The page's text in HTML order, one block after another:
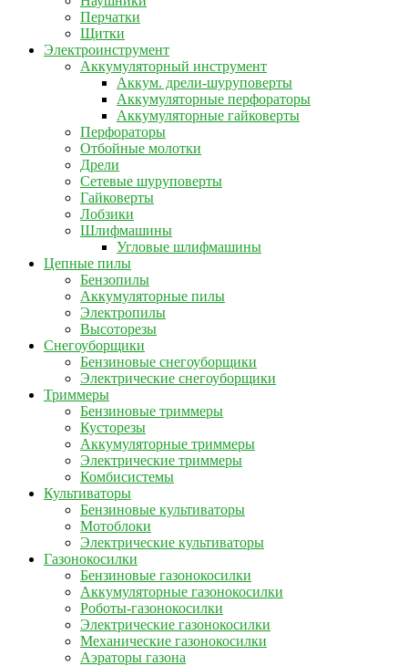
Перчатки
Щитки
Электроинструмент
Аккумуляторный инструмент
Аккум. дрели-шуруповерты
Аккумуляторные перфораторы
Аккумуляторные гайковерты
Перфораторы
Отбойные молотки
Дрели
Сетевые шуруповерты
Гайковерты
Лобзики
Шлифмашины
Угловые шлифмашины
Цепные пилы
Бензопилы
Аккумуляторные пилы
Электропилы
Высоторезы
Снегоуборщики
Бензиновые снегоуборщики
Электрические снегоуборщики
Триммеры
Бензиновые триммеры
Кусторезы
Аккумуляторные триммеры
Электрические триммеры
Комбисистемы
Культиваторы
Бензиновые культиваторы
Мотоблоки
Электрические культиваторы
Газонокосилки
Бензиновые газонокосилки
Аккумуляторные газонокосилки
Роботы-газонокосилки
Электрические газонокосилки
Механические газонокосилки
Аэраторы газона